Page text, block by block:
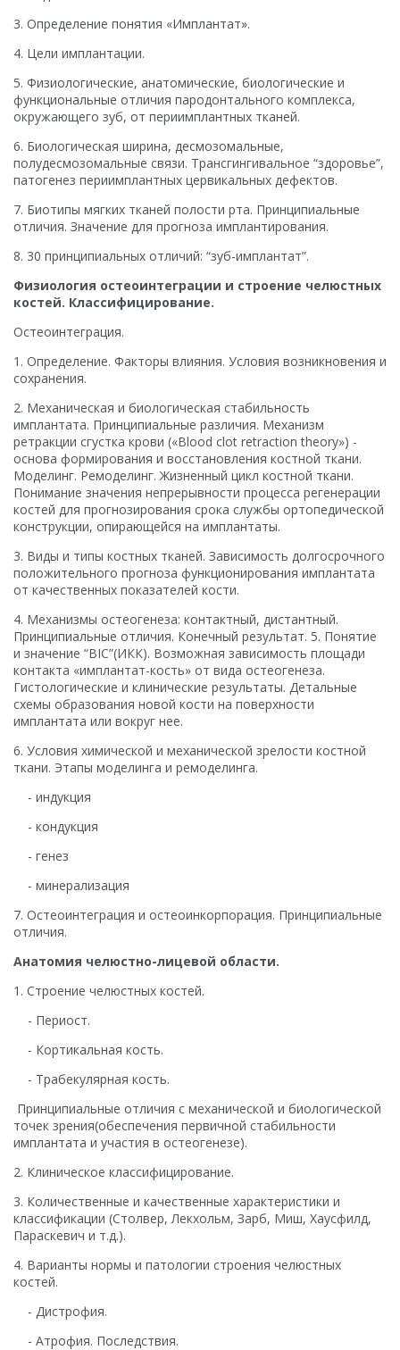
3. Определение понятия «Имплантат».
4. Цели имплантации.
5. Физиологические, анатомические, биологические и
функциональные отличия пародонтального комплекса,
окружающего зуб, от периимплантных тканей.
6. Биологическая ширина, десмозомальные,
полудесмозомальные связи. Трансгингивальное “здоровье”,
патогенез периимплантных цервикальных дефектов.
7. Биотипы мягких тканей полости рта. Принципиальные
отличия. Значение для прогноза имплантирования.
8. 30 принципиальных отличий: “зуб-имплантат”.
Физиология остеоинтеграции и строение челюстных
костей. Классифицирование.
Остеоинтеграция.
1. Определение. Факторы влияния. Условия возникновения и
сохранения.
2. Механическая и биологическая стабильность
имплантата. Принципиальные различия. Механизм
ретракции сгустка крови («Blood clot retraction theory») -
основа формирования и восстановления костной ткани.
Моделинг. Ремоделинг. Жизненный цикл костной ткани.
Понимание значения непрерывности процесса регенерации
костей для прогнозирования срока службы ортопедической
конструкции, опирающейся на имплантаты.
3. Виды и типы костных тканей. Зависимость долгосрочного
положительного прогноза функционирования имплантата
от качественных показателей кости.
4. Механизмы остеогенеза: контактный, дистантный.
Принципиальные отличия. Конечный результат. 5. Понятие
и значение “BIC”(ИКК). Возможная зависимость площади
контакта «имплантат-кость» от вида остеогенеза.
Гистологические и клинические результаты. Детальные
схемы образования новой кости на поверхности
имплантата или вокруг нее.
6. Условия химической и механической зрелости костной
ткани. Этапы моделинга и ремоделинга.
- индукция
- кондукция
- генез
- минерализация
7. Остеоинтеграция и остеоинкорпорация. Принципиальные
отличия.
Анатомия челюстно-лицевой области.
1. Строение челюстных костей.
- Периост.
- Кортикальная кость.
- Трабекулярная кость.
Принципиальные отличия с механической и биологической
точек зрения(обеспечения первичной стабильности
имплантата и участия в остеогенезе).
2. Клиническое классифицирование.
3. Количественные и качественные характеристики и
классификации (Столвер, Лекхольм, Зарб, Миш, Хаусфилд,
Параскевич и т.д.).
4. Варианты нормы и патологии строения челюстных
костей.
- Дистрофия.
- Атрофия. Последствия.